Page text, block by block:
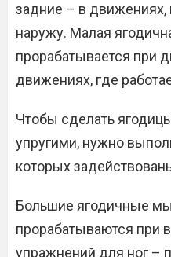
задние – в движениях,
наружу. Малая
прорабатывается при
движениях, где
Чтобы сделать
упругими, нужно
которых
Большие ягодичные
прорабатываются при
упражнений для ног –